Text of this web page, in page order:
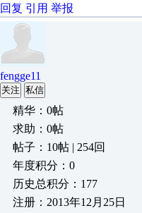
回复 引用 举报
fengge11
关注 私信
精华：0帖
求助：0帖
帖子：10帖 | 254回
年度积分：0
历史总积分：177
注册：2013年12月25日